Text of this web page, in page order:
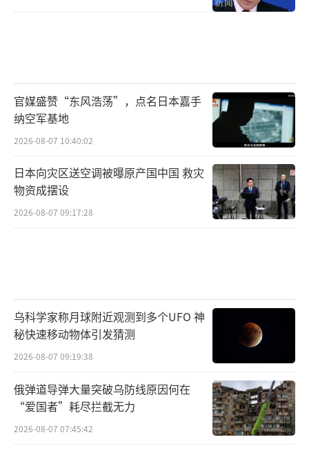
官媒盛赞“东风浩荡”，点名日本嘉手
纳空军基地
2026-08-07 10:40:02
日本向灾区送空调被曝原产国中国 救灾
物资成摆设
2026-08-07 09:17:28
乌科学家称月球附近观测到多个UFO 神
秘快速移动物体引发猜测
2026-08-07 09:19:38
俄弹道导弹大量突破乌防线原因何在
“爱国者”耗尽拦截无力
2026-08-07 07:45:42